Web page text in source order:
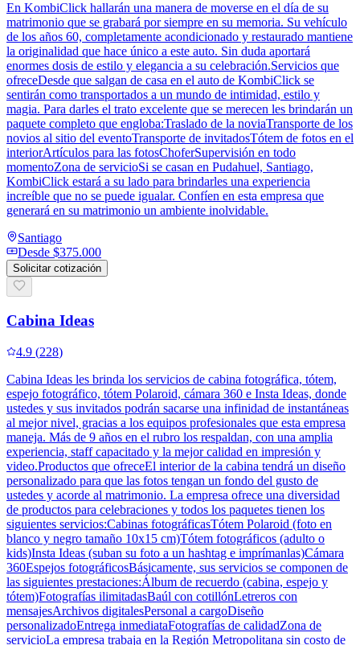
En KombiClick hallarán una manera de moverse en el día de su
matrimonio que se grabará por siempre en su memoria. Su vehículo
de los años 60, completamente acondicionado y restaurado mantiene
la originalidad que hace único a este auto. Sin duda aportará
enormes dosis de estilo y elegancia a su celebración.Servicios que
ofreceDesde que salgan de casa en el auto de KombiClick se
sentirán como transportados a un mundo de intimidad, estilo y
magia. Para darles el trato excelente que se merecen les brindarán un
paquete completo que engloba:Traslado de la noviaTransporte de los
novios al sitio del eventoTransporte de invitadosTótem de fotos en el
interiorArtículos para las fotosChoferSupervisión en todo
momentoZona de servicioSi se casan en Pudahuel, Santiago,
KombiClick estará a su lado para brindarles una experiencia
increíble que no se puede igualar. Confíen en esta empresa que
generará en su matrimonio un ambiente inolvidable.
Santiago
Desde $375.000
Solicitar cotización
Cabina Ideas
4.9 (228)
Cabina Ideas les brinda los servicios de cabina fotográfica, tótem,
espejo fotográfico, tótem Polaroid, cámara 360 e Insta Ideas, donde
ustedes y sus invitados podrán sacarse una infinidad de instantáneas
al mejor nivel, gracias a los equipos profesionales que esta empresa
maneja. Más de 9 años en el rubro los respaldan, con una amplia
experiencia, staff capacitado y la mejor calidad en impresión y
video.Productos que ofreceEl interior de la cabina tendrá un diseño
personalizado para que las fotos tengan un fondo del gusto de
ustedes y acorde al matrimonio. La empresa ofrece una diversidad
de productos para celebraciones y todos los paquetes tienen los
siguientes servicios:Cabinas fotográficasTótem Polaroid (foto en
blanco y negro tamaño 10x15 cm)Tótem fotográficos (adulto o
kids)Insta Ideas (suban su foto a un hashtag e imprímanlas)Cámara
360Espejos fotográficosBásicamente, sus servicios se componen de
las siguientes prestaciones:Álbum de recuerdo (cabina, espejo y
tótem)Fotografías ilimitadasBaúl con cotillónLetreros con
mensajesArchivos digitalesPersonal a cargoDiseño
personalizadoEntrega inmediataFotografías de calidadZona de
servicioLa empresa trabaja en la Región Metropolitana sin costo de